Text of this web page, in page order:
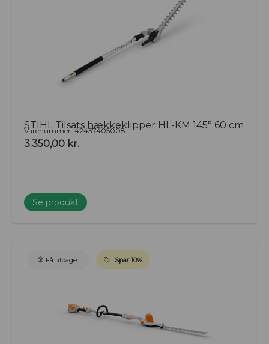
STIHL Tilsats hækkeklipper HL-KM 145° 60 cm
Varenummer: 42437405008
3.350,00 kr.
Se produkt
Få tilbage Spar 10%